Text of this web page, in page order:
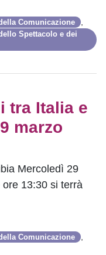
Comunicazione
Spettacolo e dei
tra Italia e
marzo
Mercoledì 29
13:30 si terrà
Comunicazione